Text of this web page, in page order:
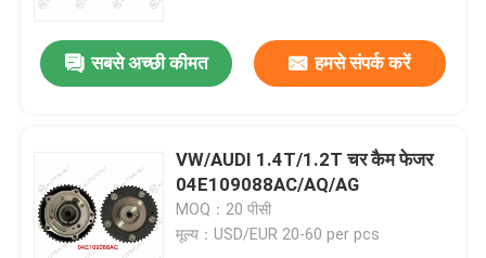
सबसे अच्छी कीमत हमसे संपर्क करें
VW/AUDI 1.4T/1.2T चर कैम फेजर
04E109088AC/AQ/AG
MOQ：20 पीसी
मूल्य：USD/EUR 20-60 per pcs